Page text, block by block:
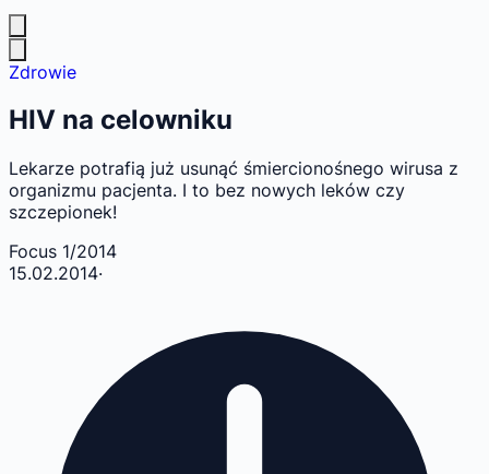
Zdrowie
HIV na celowniku
Lekarze potrafią już usunąć śmiercionośnego wirusa z
organizmu pacjenta. I to bez nowych leków czy
szczepionek!
Focus 1/2014
15.02.2014·